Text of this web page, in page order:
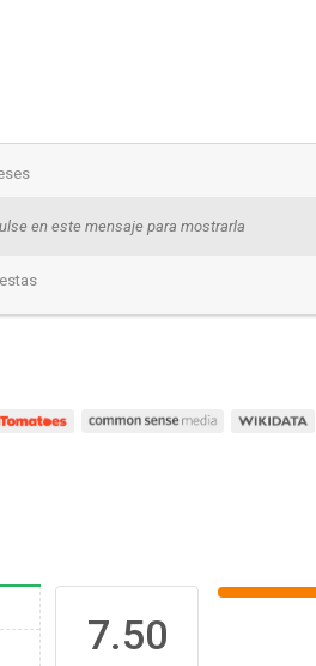
en este mensaje para mostrarla
7.50